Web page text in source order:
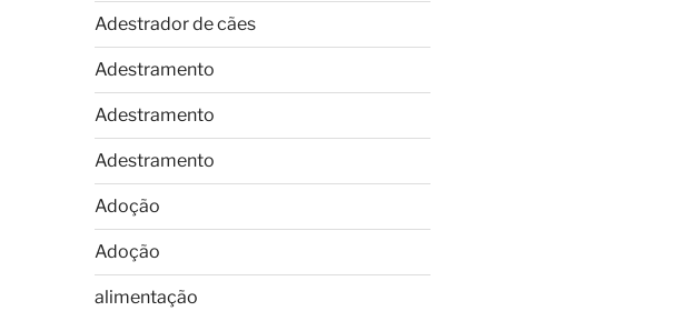
Adestrador de cães
Adestramento
Adestramento
Adestramento
Adoção
Adoção
alimentação